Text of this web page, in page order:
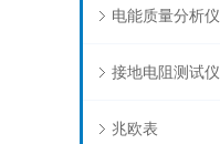
电能质量分析仪
接地电阻测试仪
兆欧表